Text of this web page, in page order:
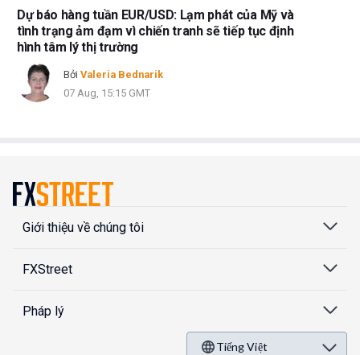
Dự báo hàng tuần EUR/USD: Lạm phát của Mỹ và
tình trạng ảm đạm vì chiến tranh sẽ tiếp tục định
hình tâm lý thị trường
Bởi Valeria Bednarik
07 Aug, 15:15 GMT
Giới thiệu về chúng tôi
FXStreet
Pháp lý
Tiếng Việt